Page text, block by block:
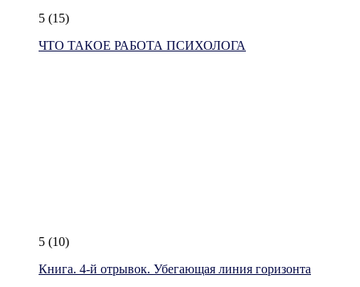
5 (15)
ЧТО ТАКОЕ РАБОТА ПСИХОЛОГА
5 (10)
Книга. 4-й отрывок. Убегающая линия горизонта